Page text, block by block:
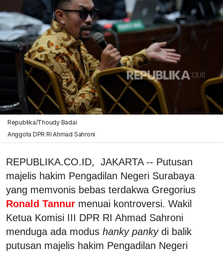
Republika/Thoudy Badai
Anggota DPR RI Ahmad Sahroni
REPUBLIKA.CO.ID, JAKARTA -- Putusan
majelis hakim Pengadilan Negeri Surabaya
yang memvonis bebas terdakwa Gregorius
Ronald Tannur menuai kontroversi. Wakil
Ketua Komisi III DPR RI Ahmad Sahroni
menduga ada modus hanky pankydi balik
putusan majelis hakim Pengadilan Negeri